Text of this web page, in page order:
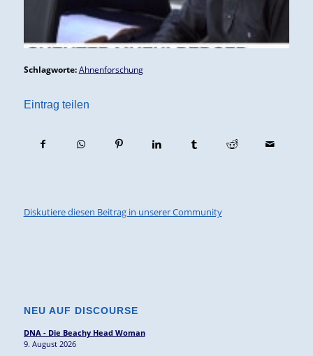
Schlagworte: Ahnenforschung
Eintrag teilen
Diskutiere diesen Beitrag in unserer Community
NEU AUF DISCOURSE
DNA - Die Beachy Head Woman
9. August 2026